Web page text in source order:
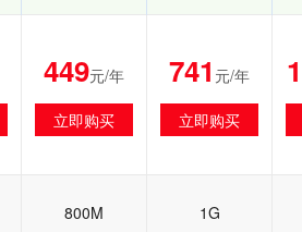
449元/年
立即购买
741 元/年
立即购买
800M 1G